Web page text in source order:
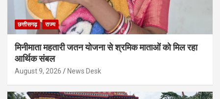
छत्तीसगढ़ राज्य
मिनीमाता महतारी जतन योजना से श्रमिक माताओं को मिल रहा
आर्थिक संबल
August 9, 2026 News Desk